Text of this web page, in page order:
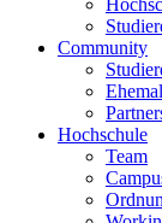
Community
Hochschule
Team